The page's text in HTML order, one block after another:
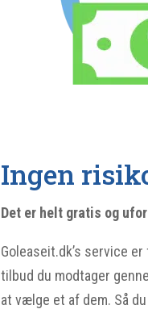
Ingen
Det er helt gratis og
Goleaseit.dk’s service
tilbud du modtager
at vælge et af dem. Så